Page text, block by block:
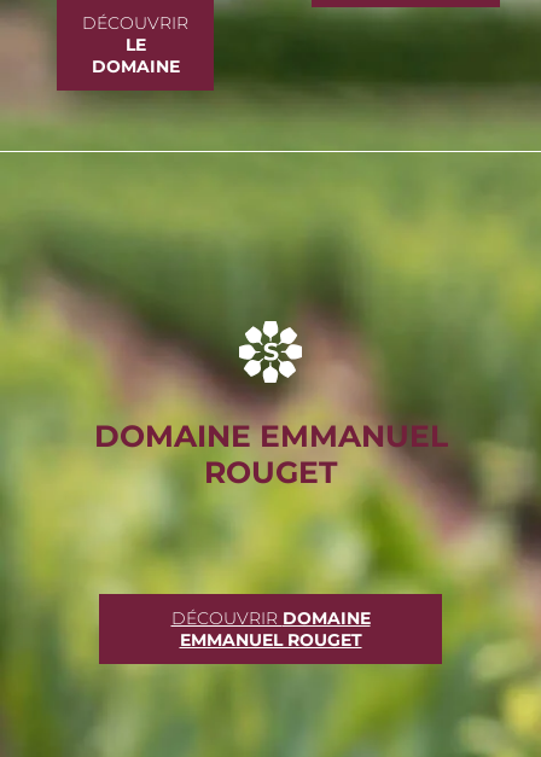
DÉCOUVRIR
LE
DOMAINE
DOMAINE EMMANUEL
ROUGET
DÉCOUVRIR DOMAINE
EMMANUEL ROUGET